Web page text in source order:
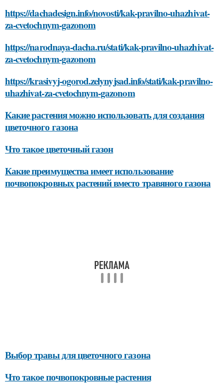
https://dachadesign.info/novosti/kak-pravilno-uhazhivat-
za-cvetochnym-gazonom
https://narodnaya-dacha.ru/stati/kak-pravilno-uhazhivat-
za-cvetochnym-gazonom
https://krasivyj-ogorod.zelynyjsad.info/stati/kak-pravilno-
uhazhivat-za-cvetochnym-gazonom
Какие растения можно использовать для создания
цветочного газона
Что такое цветочный газон
Какие преимущества имеет использование
почвопокровных растений вместо травяного газона
Выбор травы для цветочного газона
Что такое почвопокровные растения